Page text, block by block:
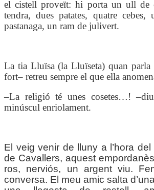
el cistell proveït: hi porta un ull de
tendra, dues patates, quatre cebes,
pastanaga, un ram de julivert.
La tia Lluïsa (la Lluïseta) quan parla
fort– retreu sempre el que ella
–La religió té unes cosetes…!
minúscul enriolament.
El veig venir de lluny a l’hora
de Cavallers, aquest
ros, nerviós, un argent viu.
conversa. El meu amic salta